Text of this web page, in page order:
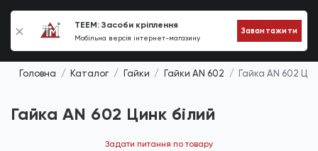
TEEM: Засоби кріплення
Мобільна версія інтернет-магазину
Завантажити
0
Головна Каталог Гайки Гайки AN 602 Гайка AN 602
Гайка AN 602 Цинк білий
Задати питання по товару